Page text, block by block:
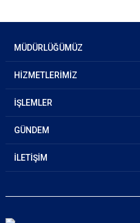
MÜDÜRLÜĞÜMÜZ
HİZMETLERİMİZ
İŞLEMLER
GÜNDEM
İLETİŞİM